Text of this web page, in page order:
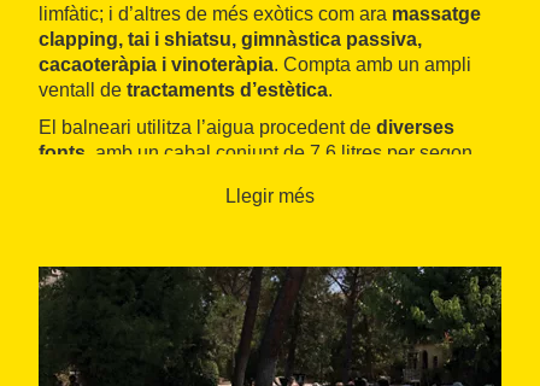
limfàtic; i d’altres de més exòtics com ara massatge
clapping, tai i shiatsu, gimnàstica passiva,
cacaoteràpia i vinoteràpia. Compta amb un ampli
ventall de tractaments d’estètica.
El balneari utilitza l’aigua procedent de diverses
fonts , amb un cabal conjunt de 7,6 litres per segon,
bicarbonatades, sòdiques, alcalines,
secreció gàstrica i afavoreixen l’acció dels enzims
pancreàtics i de la bilis, eficaces per als trastorns
nutritius com ara la gota, les litiasis úriques, l’obesitat,
la diabetis i certs reumatismes.
Llegir més